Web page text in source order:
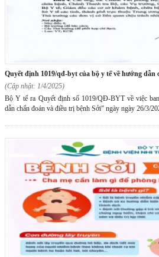
quyết định 1019/qđ-byt của bộ y tế về hướng
(Cập nhật: 1/4/2025)
Bộ Y tế ra Quyết định số 1019/QĐ-BYT về việc
dẫn chẩn đoán và điều trị bệnh Sởi" ngày ngày 26/3/